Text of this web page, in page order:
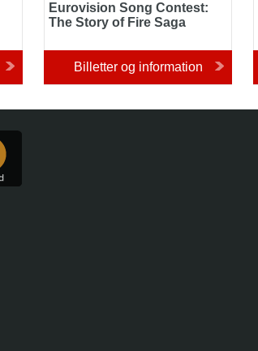
Eurovision Song Contest:
The Story of Fire Saga
Billetter og information